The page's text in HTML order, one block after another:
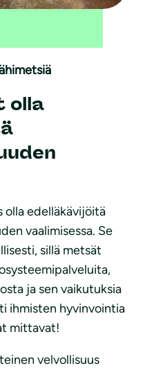
olla
olla edelläkävijöitä
vaalimisessa. Se
sillä metsät
ja sen vaikutuksia
ihmisten hyvinvointia
mittavat!
velvollisuus